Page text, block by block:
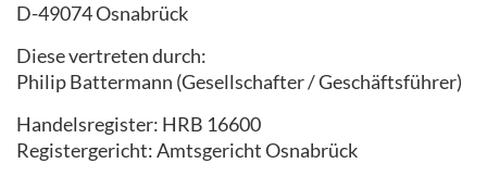
D-49074 Osnabrück
Diese vertreten durch:
Philip Battermann (Gesellschafter / Geschäftsführer)
Handelsregister: HRB 16600
Registergericht: Amtsgericht Osnabrück